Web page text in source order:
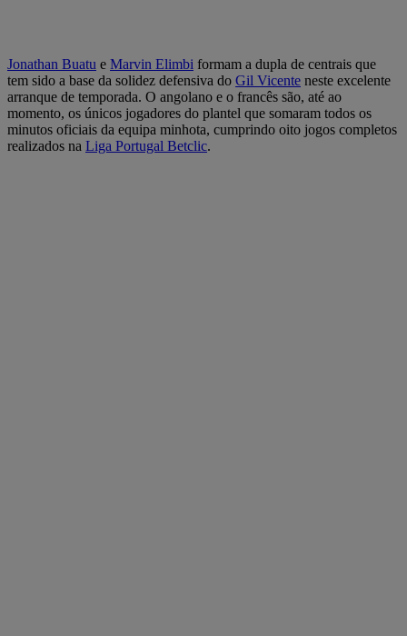
Jonathan Buatu e Marvin Elimbi formam a dupla de centrais que
tem sido a base da solidez defensiva do Gil Vicente neste excelente
arranque de temporada. O angolano e o francês são, até ao
momento, os únicos jogadores do plantel que somaram todos os
minutos oficiais da equipa minhota, cumprindo oito jogos completos
realizados na Liga Portugal Betclic.